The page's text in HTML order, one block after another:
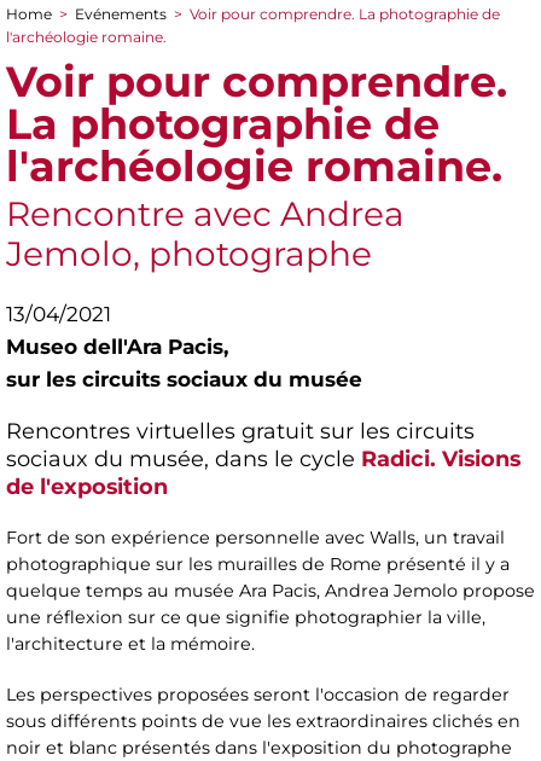
You are here
Home > Evénements > Voir pour comprendre. La photographie de
l'archéologie romaine.
Voir pour comprendre.
La photographie de
l'archéologie romaine.
Rencontre avec Andrea
Jemolo, photographe
13/04/2021
Museo dell'Ara Pacis,
sur les circuits sociaux du musée
Rencontres virtuelles gratuit sur les circuits
sociaux du musée, dans le cycle Radici. Visions
de l'exposition
Fort de son expérience personnelle avec Walls, un travail
photographique sur les murailles de Rome présenté il y a
quelque temps au musée Ara Pacis, Andrea Jemolo propose
une réflexion sur ce que signifie photographier la ville,
l'architecture et la mémoire.
Les perspectives proposées seront l'occasion de regarder
sous différents points de vue les extraordinaires clichés en
noir et blanc présentés dans l'exposition du photographe